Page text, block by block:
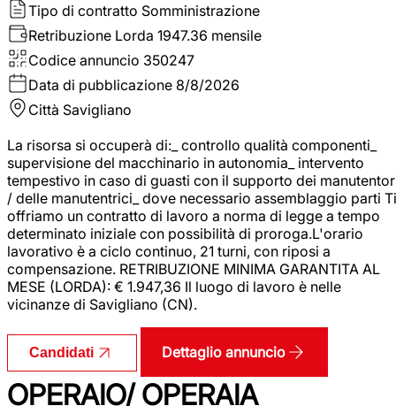
Tipo di contratto Somministrazione
Retribuzione Lorda 1947.36 mensile
Codice annuncio 350247
Data di pubblicazione 8/8/2026
Città Savigliano
La risorsa si occuperà di:_ controllo qualità componenti_
supervisione del macchinario in autonomia_ intervento
tempestivo in caso di guasti con il supporto dei
/ delle manutentrici_ dove necessario assemblaggio parti Ti
offriamo un contratto di lavoro a norma di legge a tempo
determinato iniziale con possibilità di proroga.L'orario
lavorativo è a ciclo continuo, 21 turni, con riposi a
compensazione. RETRIBUZIONE MINIMA GARANTITA AL
MESE (LORDA): € 1.947,36 Il luogo di lavoro è nelle
vicinanze di Savigliano (CN).
Candidati Dettaglio annuncio
OPERAIO/ OPERAIA